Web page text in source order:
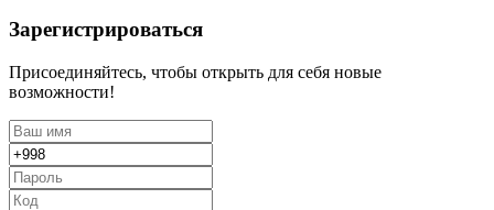
Зарегистрироваться
Присоединяйтесь, чтобы открыть для себя новые
возможности!